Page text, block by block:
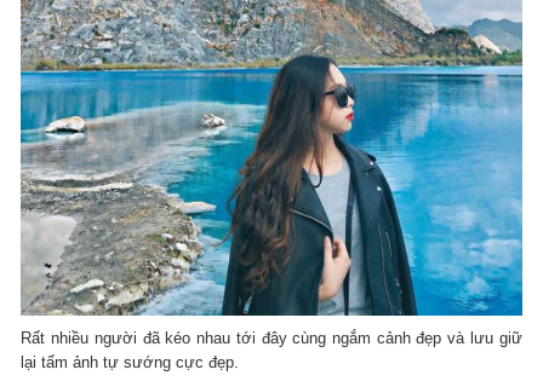
Rất nhiều người đã kéo nhau tới đây cùng ngắm cảnh đẹp và lưu giữ
lại tấm ảnh tự sướng cực đẹp.